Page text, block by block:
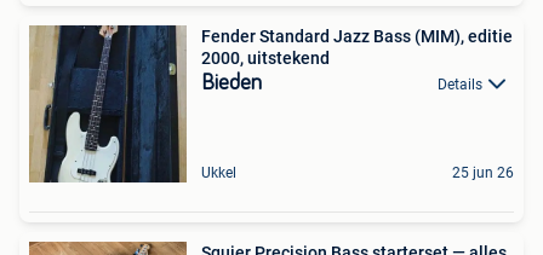
Fender Standard Jazz Bass (MIM), editie
2000, uitstekend
Bieden Details
Ukkel 25 jun 26